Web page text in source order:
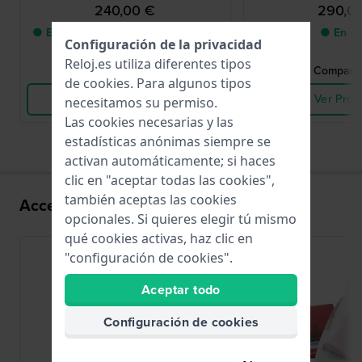
240,00 €
● Entrega en un plazo den 3-5 días
laborales
Comparar Relojes
Ver Producto
● En
Ver
Accesorios para el movimiento 6N22
Configuración de la privacidad
Reloj.es utiliza diferentes tipos
de cookies. Para algunos tipos
necesitamos su permiso.
Las cookies necesarias y las
estadísticas anónimas siempre se
activan automáticamente; si haces
clic en "aceptar todas las cookies",
también aceptas las cookies
opcionales. Si quieres elegir tú mismo
qué cookies activas, haz clic en
"configuración de cookies".
Aceptar todo
Configuración de cookies